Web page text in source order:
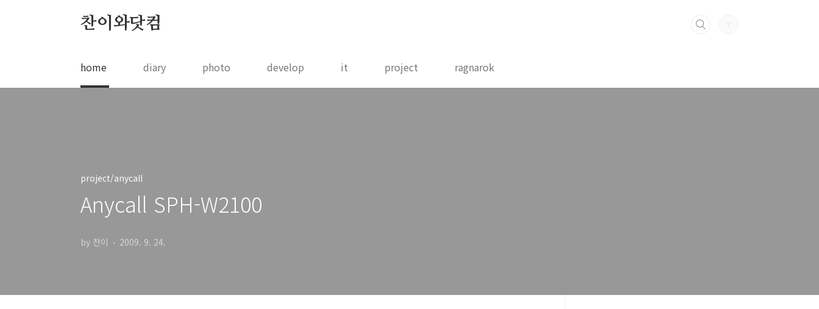
찬이와닷컴
home diary photo develop it project ragnarok
project/anycall
Anycall SPH-W2100
by 찬이 2009. 9. 24.